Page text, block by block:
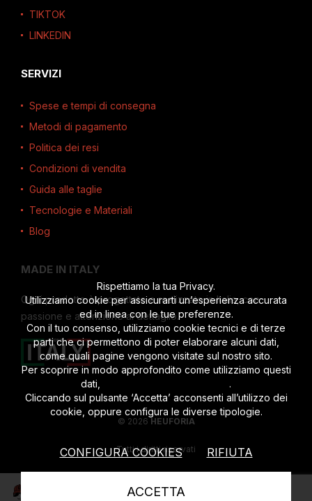
TIKTOK
LINKEDIN
SERVIZI
Spese e tempi di consegna
Metodi di pagamento
Politica dei resi
Condizioni di vendita
Guida alle taglie
Tecnologie e Materiali
Blog
MADE IN ITALY
Ogni prodotto è progettato e realizzato in Italia, con
passione e attenzione al dettaglio.
© 2026 HEUFORIA
Tutti i diritti riservati
Rispettiamo la tua Privacy.
Utilizziamo cookie per assicurarti un’esperienza accurata
ed in linea con le tue preferenze.
Con il tuo consenso, utilizziamo cookie tecnici e di terze
parti che ci permettono di poter elaborare alcuni dati,
come quali pagine vengono visitate sul nostro sito.
Per scoprire in modo approfondito come utilizziamo questi
dati,
.
Cliccando sul pulsante ‘Accetta’ acconsenti all’utilizzo dei
cookie, oppure configura le diverse tipologie.
CONFIGURA COOKIES RIFIUTA
ACCETTA